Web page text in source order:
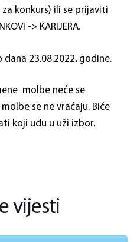
za konkurs) ili se prijaviti
-> KARIJERA.
23.08.2022. godine.
molbe neće se
se ne vraćaju. Biće
koji uđu u uži izbor.
vijesti